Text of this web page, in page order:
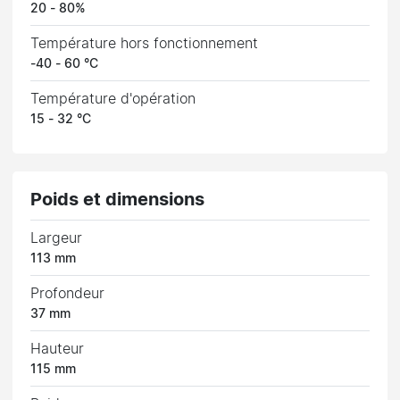
20 - 80%
Température hors fonctionnement
-40 - 60 °C
Température d'opération
15 - 32 °C
Poids et dimensions
Largeur
113 mm
Profondeur
37 mm
Hauteur
115 mm